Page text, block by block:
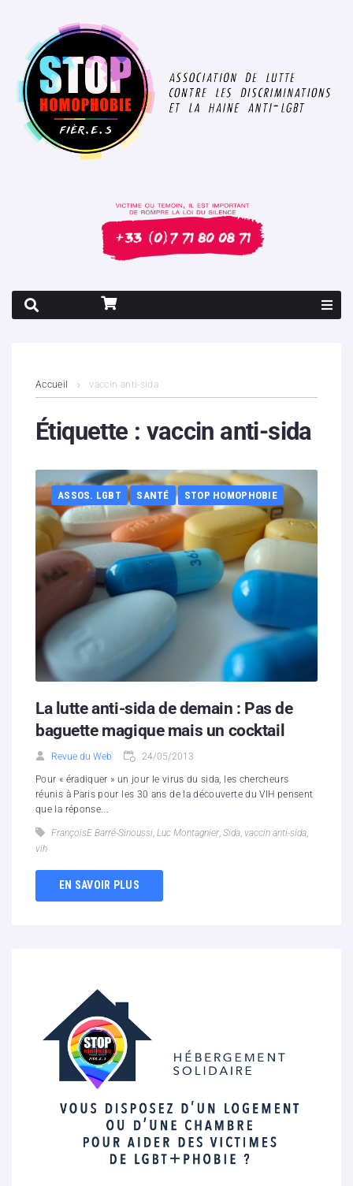
Contenus litigieux
Boutique
Partenaires
Contacts
Hébergement solidaire
Accueil vaccin anti-sida
Étiquette : vaccin anti-sida
ASSOS. LGBT SANTÉ STOP HOMOPHOBIE
La lutte anti-sida de demain : Pas de
baguette magique mais un cocktail
Revue du Web 24/05/2013
Pour « éradiquer » un jour le virus du sida, les chercheurs
réunis à Paris pour les 30 ans de la découverte du VIH pensent
que la réponse...
FrançoisE Barré-Sinoussi Luc Montagnier Sida vaccin anti-sida
vih
EN SAVOIR PLUS